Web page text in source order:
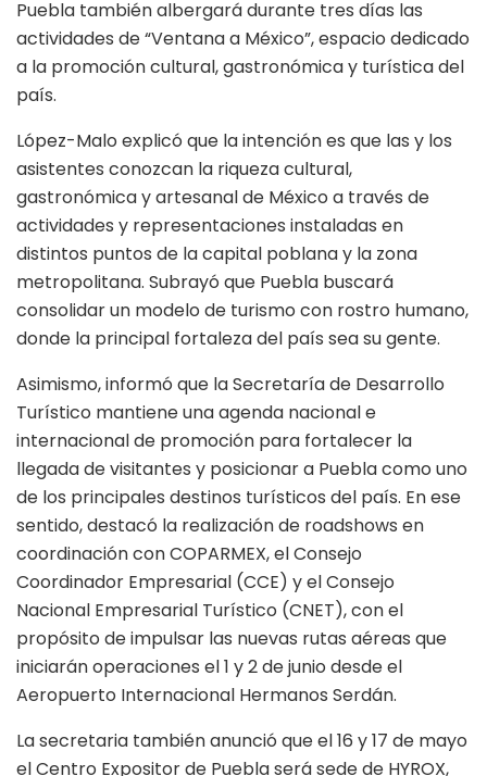
Puebla también albergará durante tres días las
actividades de “Ventana a México”, espacio dedicado
a la promoción cultural, gastronómica y turística del
país.
López-Malo explicó que la intención es que las y los
asistentes conozcan la riqueza cultural,
gastronómica y artesanal de México a través de
actividades y representaciones instaladas en
distintos puntos de la capital poblana y la zona
metropolitana. Subrayó que Puebla buscará
consolidar un modelo de turismo con rostro humano,
donde la principal fortaleza del país sea su gente.
Asimismo, informó que la Secretaría de Desarrollo
Turístico mantiene una agenda nacional e
internacional de promoción para fortalecer la
llegada de visitantes y posicionar a Puebla como uno
de los principales destinos turísticos del país. En ese
sentido, destacó la realización de roadshows en
coordinación con COPARMEX, el Consejo
Coordinador Empresarial (CCE) y el Consejo
Nacional Empresarial Turístico (CNET), con el
propósito de impulsar las nuevas rutas aéreas que
iniciarán operaciones el 1 y 2 de junio desde el
Aeropuerto Internacional Hermanos Serdán.
La secretaria también anunció que el 16 y 17 de mayo
el Centro Expositor de Puebla será sede de HYROX,